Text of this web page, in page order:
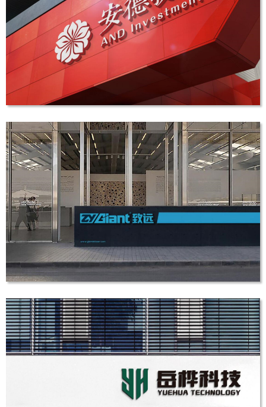
隆玛帝国马术俱乐部品牌vi设计
VI设计
安德投资发展
品牌VI设计
激光设备行业品牌设计
LOGO设计